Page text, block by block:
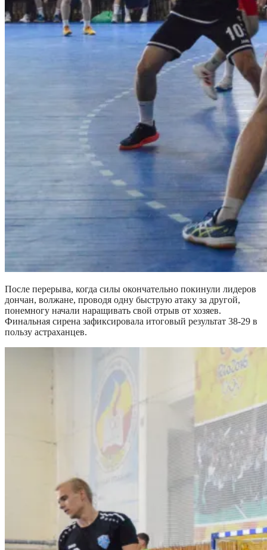
После перерыва, когда силы окончательно покинули лидеров
дончан, волжане, проводя одну быструю атаку за другой,
понемногу начали наращивать свой отрыв от хозяев.
Финальная сирена зафиксировала итоговый результат 38-29 в
пользу астраханцев.